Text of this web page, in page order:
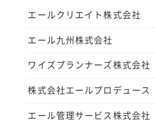
エールクリエイト株式会社
エール九州株式会社
ワイズプランナーズ株式会社
株式会社エールプロデュース
エール管理サービス株式会社